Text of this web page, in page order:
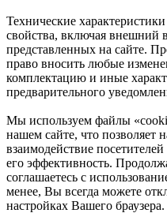
Технические
свойства, включая внешний
представленных на сайте.
право вносить любые
комплектацию и иные
предварительного
Мы используем файлы
нашем сайте, что позволяет
взаимодействие
его эффективность.
соглашаетесь с
менее, Вы всегда можете
настройках Вашего браузера.